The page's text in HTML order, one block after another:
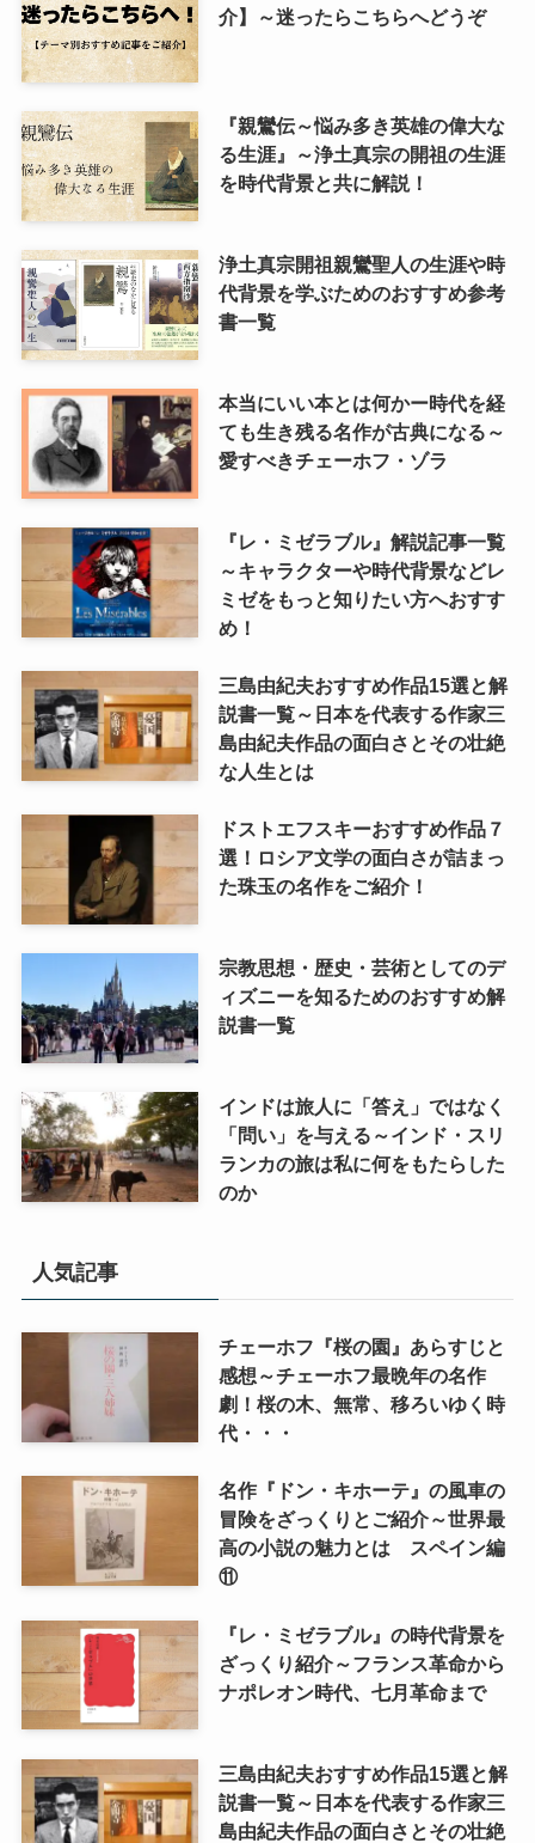
イギリスの文豪ディケンズ
哲学者ショーペンハウアーに学ぶ
カフカの街プラハとチェコ文学
ローマ帝国の興亡とバチカン、ローマカトリック
イタリアルネサンスと知の革命
光の画家フェルメールと科学革命
奇跡の音楽家メンデルスゾーンの驚異の人生
クラシック・西洋美術から見るヨーロッパ
夢の国ディズニーランド研究
その他おすすめ本
世界一周記
イスラエル編
ポーランド編
チェコ・オーストリア編
ボスニア・クロアチア編
イタリア・バチカン編
スペイン編
リンク集
介】～迷ったらこちらへどうぞ
『親鸞伝～悩み多き英雄の偉大な
る生涯』～浄土真宗の開祖の生涯
を時代背景と共に解説！
浄土真宗開祖親鸞聖人の生涯や時
代背景を学ぶためのおすすめ参考
書一覧
本当にいい本とは何かー時代を経
ても生き残る名作が古典になる～
愛すべきチェーホフ・ゾラ
『レ・ミゼラブル』解説記事一覧
～キャラクターや時代背景などレ
ミゼをもっと知りたい方へおすす
め！
三島由紀夫おすすめ作品15選と解
説書一覧～日本を代表する作家三
島由紀夫作品の面白さとその壮絶
な人生とは
ドストエフスキーおすすめ作品７
選！ロシア文学の面白さが詰まっ
た珠玉の名作をご紹介！
宗教思想・歴史・芸術としてのデ
ィズニーを知るためのおすすめ解
説書一覧
インドは旅人に「答え」ではなく
「問い」を与える～インド・スリ
ランカの旅は私に何をもたらした
のか
人気記事
チェーホフ『桜の園』あらすじと
感想～チェーホフ最晩年の名作
劇！桜の木、無常、移ろいゆく時
代・・・
名作『ドン・キホーテ』の風車の
冒険をざっくりとご紹介～世界最
高の小説の魅力とは スペイン編
⑪
『レ・ミゼラブル』の時代背景を
ざっくり紹介～フランス革命から
ナポレオン時代、七月革命まで
三島由紀夫おすすめ作品15選と解
説書一覧～日本を代表する作家三
島由紀夫作品の面白さとその壮絶